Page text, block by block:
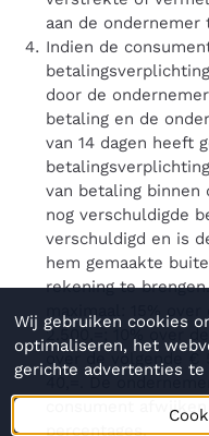
aan de ondernemer
Indien de
door de
betaling en de
van 14 dagen heeft
van betaling binnen
nog verschuldigde
verschuldigd en is
hem gemaakte
rekening te
maximaal: 15%
2.500,=; 10% over
over de volgende €
40,=. De
consument
percentages.
Wij gebruiken cookies
optimaliseren, het
gerichte advertenties